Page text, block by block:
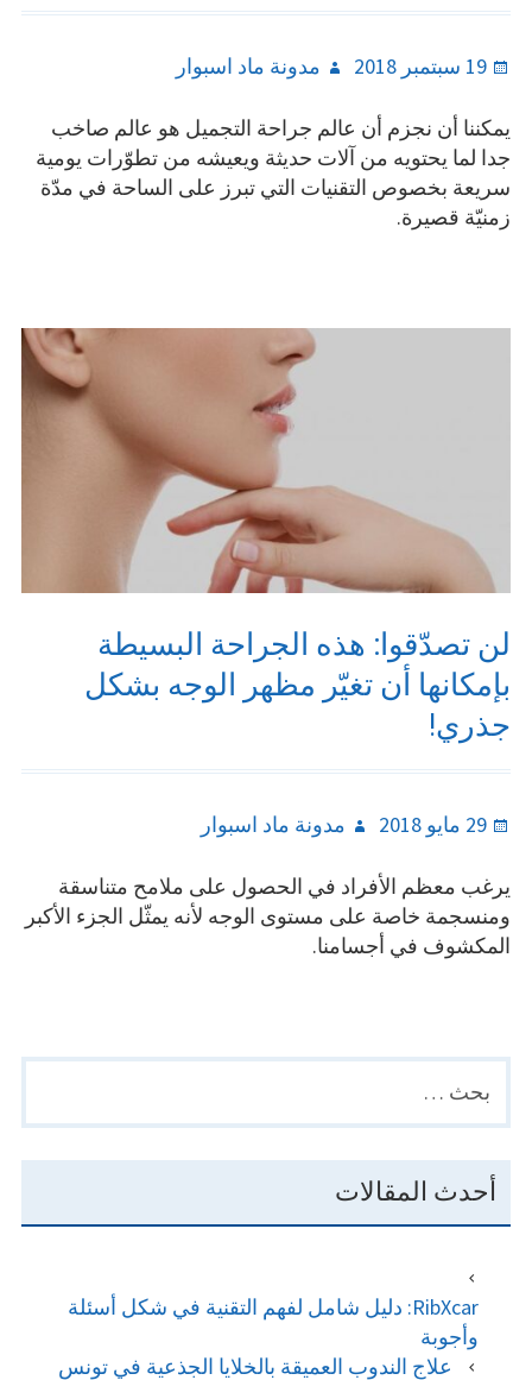
Posted
19 سبتمبر 2018 Author
مدونة ماد اسبوار
يمكننا أن نجزم أن عالم جراحة التجميل هو عالم صاخب
جدا لما يحتويه من آلات حديثة ويعيشه من تطوّرات يومية
سريعة بخصوص التقنيات التي تبرز على الساحة في مدّة
زمنيّة قصيرة.
لن تصدّقوا: هذه الجراحة البسيطة
بإمكانها أن تغيّر مظهر الوجه بشكل
جذري!
Posted
29 مايو 2018 Author
مدونة ماد اسبوار
يرغب معظم الأفراد في الحصول على ملامح متناسقة
ومنسجمة خاصة على مستوى الوجه لأنه يمثّل الجزء الأكبر
المكشوف في أجسامنا.
SIDEBAR
البحث
عن:
أحدث المقالات
RibXcar: دليل شامل لفهم التقنية في شكل أسئلة
وأجوبة
علاج الندوب العميقة بالخلايا الجذعية في تونس